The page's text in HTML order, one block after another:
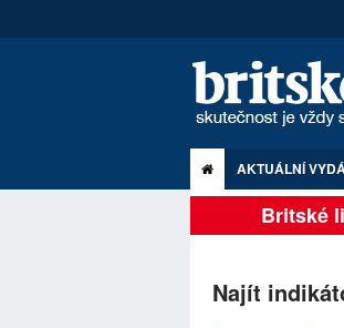
AKTUÁLNÍ
Britské
Najít